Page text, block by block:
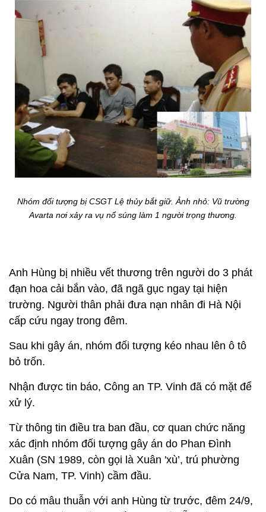
Nhóm đối tượng bị CSGT Lệ thủy bắt giữ. Ảnh nhỏ: Vũ trường
Avarta nơi xảy ra vụ nổ súng làm 1 người trọng thương.
Anh Hùng bị nhiều vết thương trên người do 3 phát
đạn hoa cải bắn vào, đã ngã gục ngay tại hiện
trường. Người thân phải đưa nạn nhân đi Hà Nội
cấp cứu ngay trong đêm.
Sau khi gây án, nhóm đối tượng kéo nhau lên ô tô
bỏ trốn.
Nhận được tin báo, Công an TP. Vinh đã có mặt để
xử lý.
Từ thông tin điều tra ban đầu, cơ quan chức năng
xác định nhóm đối tượng gây án do Phan Đình
Xuân (SN 1989, còn gọi là Xuân 'xù’, trú phường
Cửa Nam, TP. Vinh) cầm đầu.
Do có mâu thuẫn với anh Hùng từ trước, đêm 24/9,